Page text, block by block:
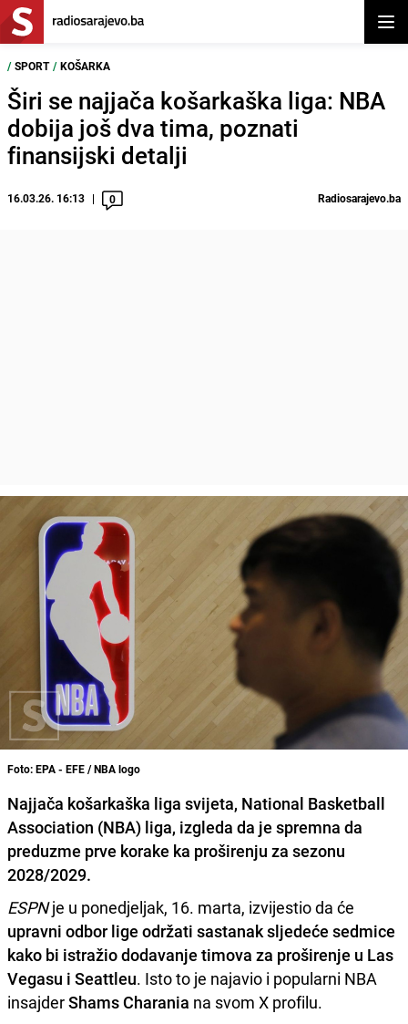
/ SPORT / KOŠARKA
Širi se najjača košarkaška liga: NBA
dobija još dva tima, poznati
finansijski detalji
16.03.26. 16:13 0 Radiosarajevo.ba
Foto: EPA - EFE / NBA logo
Najjača košarkaška liga svijeta, National Basketball
Association (NBA) liga, izgleda da je spremna da
preduzme prve korake ka proširenju za sezonu
2028/2029.
ESPNje u ponedjeljak, 16. marta, izvijestio da će
upravni odbor lige održati sastanak sljedeće sedmice
kako bi istražio dodavanje timova za proširenje u Las
Vegasu i Seattleu. Isto to je najavio i popularni NBA
insajderShams Charania na svom X profilu.